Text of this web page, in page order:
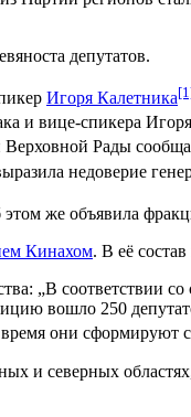
депутатов.
Игоря Калетника
и вице-спикера
Рады
недоверие
же объявила
Кинахом. В её
„В соответствии
вошло 250
они сформируют
и северных